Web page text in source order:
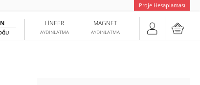
Proje Hesaplaması
MAGNET
AYDINLATMA
LINEER
AYDINLATMA